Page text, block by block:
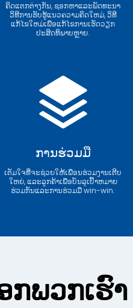
ຄິດແຕກຕ່າງກັນ, ຊອກຫາແລະພັດທະນາ
ວິທີການຮັບຮູ້ແນວຄວາມຄິດໃຫມ່, ວິທີ
ແກ້ໄຂໃຫມ່ເພື່ອແກ້ໄຂການເຮັດວຽກ
ປະສິດທິພາບຫຼາຍ.
ການຮ່ວມມື
ເຕັມໃຈທີ່ຈະຊ່ວຍໃຫ້ເພື່ອນຮ່ວມງານເຕີບ
ໃຫຍ່, ແລະລູກຄ້າເພື່ອບັນລຸເປົ້າຫມາຍ
ຮ່ວມກັນແລະການຮ່ວມມື win-win.
ກພວກເຮົາ